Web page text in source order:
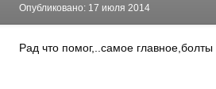
Опубликовано: 17 июля 2014
Рад что помог,..самое